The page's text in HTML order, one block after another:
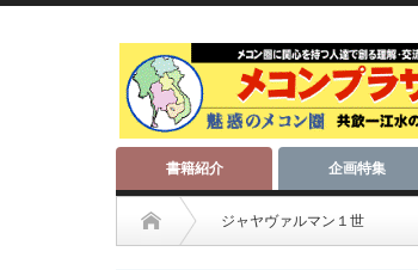
書籍紹介 企画特集
ジャヤヴァルマン１世